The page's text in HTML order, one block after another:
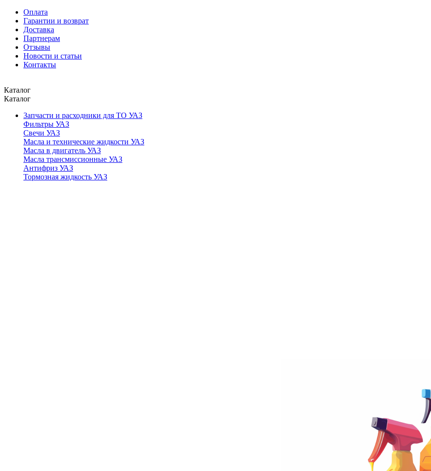
Оплата
Гарантии и возврат
Доставка
Партнерам
Отзывы
Новости и статьи
Контакты
Каталог
Каталог
Запчасти и расходники для ТО УАЗ
Фильтры УАЗ
Свечи УАЗ
Масла и технические жидкости УАЗ
Масла в двигатель УАЗ
Масла трансмиссионные УАЗ
Антифриз УАЗ
Тормозная жидкость УАЗ